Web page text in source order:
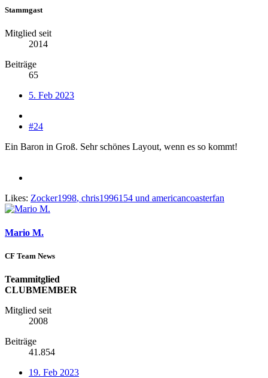
Stammgast
Mitglied seit
2014
Beiträge
65
5. Feb 2023
#24
Ein Baron in Groß. Sehr schönes Layout, wenn es so kommt!
Likes: Zocker1998, chris1996154 und americancoasterfan
Mario M.
CF Team News
Teammitglied
CLUBMEMBER
Mitglied seit
2008
Beiträge
41.854
19. Feb 2023